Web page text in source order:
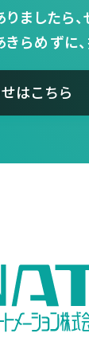
ましたら、
らめずに、
はこちら